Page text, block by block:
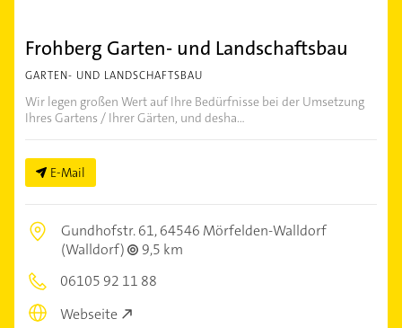
Frohberg Garten- und Landschaftsbau
GARTEN- UND LANDSCHAFTSBAU
Wir legen großen Wert auf Ihre Bedürfnisse bei der Umsetzung
Ihres Gartens / Ihrer Gärten, und desha...
E-Mail
Gundhofstr. 61,64546 Mörfelden-Walldorf
(Walldorf)
9,5 km
06105 92 11 88
Webseite